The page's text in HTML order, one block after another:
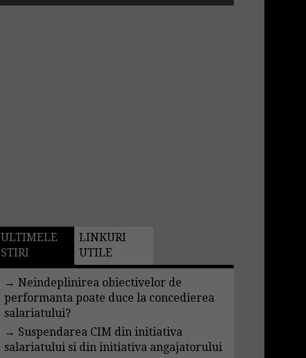
ULTIMELE
STIRI
LINKURI
UTILE
→Neindeplinirea obiectivelor de
performanta poate duce la concedierea
salariatului?
→ Suspendarea CIM din initiativa
salariatului si din initiativa angajatorului